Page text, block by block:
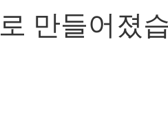
로 만들어졌